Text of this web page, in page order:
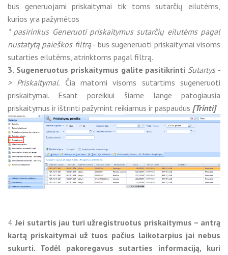
bus generuojami priskaitymai tik toms sutarčių eilutėms,
kurios yra pažymėtos
* pasirinkus Generuoti priskaitymus sutarčių eilutėms pagal
nustatytą paieškos filtrą- bus sugeneruoti priskaitymai visoms
sutarties eilutėms, atrinktoms pagal filtrą.
3. Sugeneruotus priskaitymus galite pasitikrinti Sutartys -
> Priskaitymai. Čia matomi visoms sutartims sugeneruoti
priskaitymai. Esant poreikiui šiame lange patogiausia
priskaitymus ir ištrinti pažymint reikiamus ir paspaudus [Trinti]
4.Jei sutartis jau turi užregistruotus priskaitymus – antrą
kartą priskaitymai už tuos pačius laikotarpius jai nebus
sukurti. Todėl pakoregavus sutarties informaciją, kuri